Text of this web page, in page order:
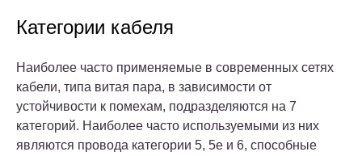
Категории кабеля
Наиболее часто применяемые в современных сетях
кабели, типа витая пара, в зависимости от
устойчивости к помехам, подразделяются на 7
категорий. Наиболее часто используемыми из них
являются провода категории 5, 5e и 6, способные